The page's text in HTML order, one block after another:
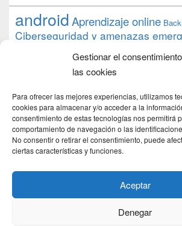
Gestionar el
las cookies
Para ofrecer las mejores experiencias, utilizamos
cookies para almacenar y/o acceder a la
consentimiento de estas tecnologías nos permitirá
comportamiento de navegación o las
No consentir o retirar el consentimiento, puede
ciertas características y funciones.
Aceptar
Denegar
androidAprendizaje online
Ciberseguridad y amenazas
datos debian desarrollo
Formación Google
proyecto PS4 python Raspberry
raspbian review Servidor Web
tecnológica
transmissiontutorial ubuntu server